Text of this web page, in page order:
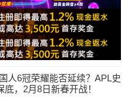
人6冠荣耀能否延续？APL史
底，2月8日新春开战！